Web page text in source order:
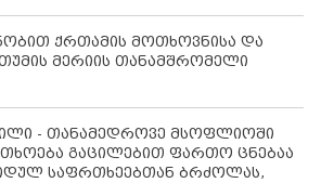
ქრთამის მოთხოვნისა და
მერიის თანამშრომელი
- თანამედროვე მსოფლიოში
გაცილებით ფართო ცნებაა
საფრთხეებთან ბრძოლას,